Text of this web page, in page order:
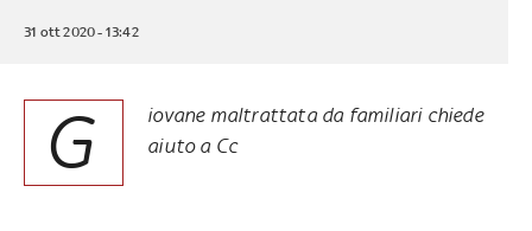
31 ott 2020 - 13:42
G
iovane maltrattata da familiari chiede
aiuto a Cc